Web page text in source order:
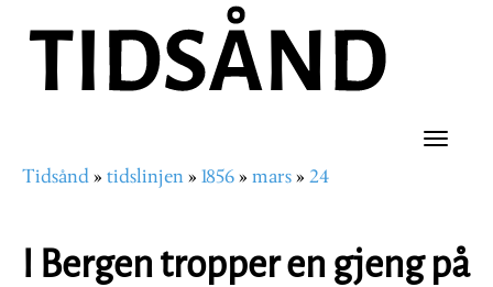
hovedinnhold
Toggle
Navigasjonssti
Tidsånd tidslinjen 1856 mars 24
I Bergen tropper en gjeng på